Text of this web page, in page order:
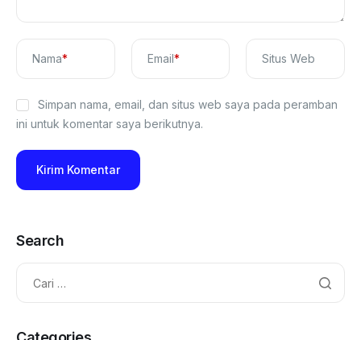
Nama* Email* Situs Web
Simpan nama, email, dan situs web saya pada peramban
ini untuk komentar saya berikutnya.
Search